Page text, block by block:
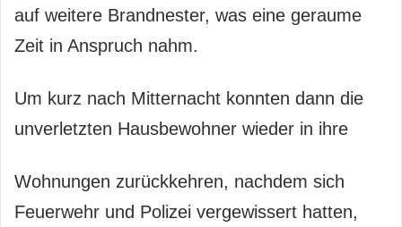
auf weitere Brandnester, was eine geraume
Zeit in Anspruch nahm.
Um kurz nach Mitternacht konnten dann die
unverletzten Hausbewohner wieder in ihre
Wohnungen zurückkehren, nachdem sich
Feuerwehr und Polizei vergewissert hatten,